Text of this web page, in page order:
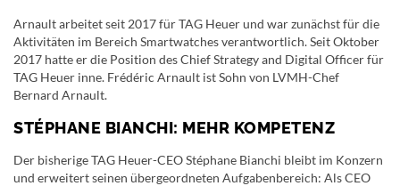
Arnault arbeitet seit 2017 für TAG Heuer und war zunächst für die
Aktivitäten im Bereich Smartwatches verantwortlich. Seit Oktober
2017 hatte er die Position des Chief Strategy and Digital Officer für
TAG Heuer inne. Frédéric Arnault ist Sohn von LVMH-Chef
Bernard Arnault.
STÉPHANE BIANCHI: MEHR KOMPETENZ
Der bisherige TAG Heuer-CEO Stéphane Bianchi bleibt im Konzern
und erweitert seinen übergeordneten Aufgabenbereich: Als CEO